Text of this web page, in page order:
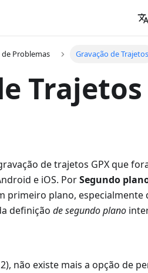
de Problemas Gravação de Trajetos
Trajetos
de trajetos GPX que
e iOS. PorSegundo
primeiro plano,
definição de segundo plano
não existe mais a opção de